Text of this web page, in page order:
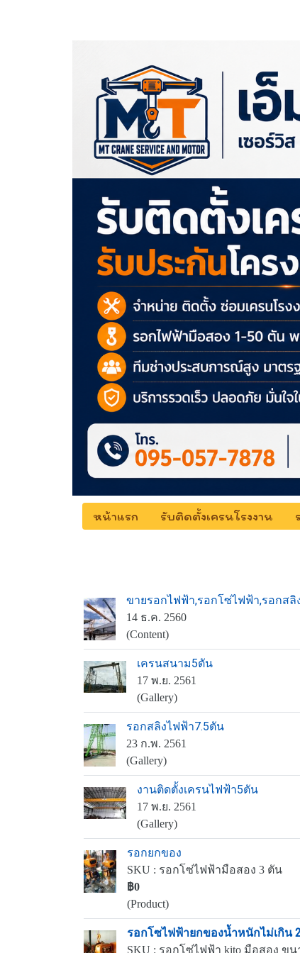
หน้าแรก รับติดตั้งเครนโรงงาน
ขายรอกไฟฟ้า,รอกโซ่ไฟฟ้า,รอกสลิ
14 ธ.ค. 2560
(Content)
เครนสนาม5ตัน
17 พ.ย. 2561
(Gallery)
รอกสลิงไฟฟ้า7.5ตัน
23 ก.พ. 2561
(Gallery)
งานติดตั้งเครนไฟฟ้า5ตัน
17 พ.ย. 2561
(Gallery)
รอกยกของ
SKU : รอกโซ่ไฟฟ้ามือสอง 3 ตัน
฿0
(Product)
รอกโซไฟฟ้ายกของน้ำหนักไม่เกิน
SKU : รอกโซ่ไฟฟ้า kito มือสอง ขน